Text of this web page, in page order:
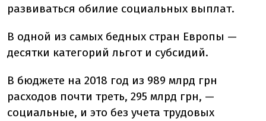
развиваться обилие социальных выплат.
В одной из самых бедных стран Европы —
десятки категорий льгот и субсидий.
В бюджете на 2018 год из 989 млрд грн
расходов почти треть, 295 млрд грн, —
социальные, и это без учета трудовых